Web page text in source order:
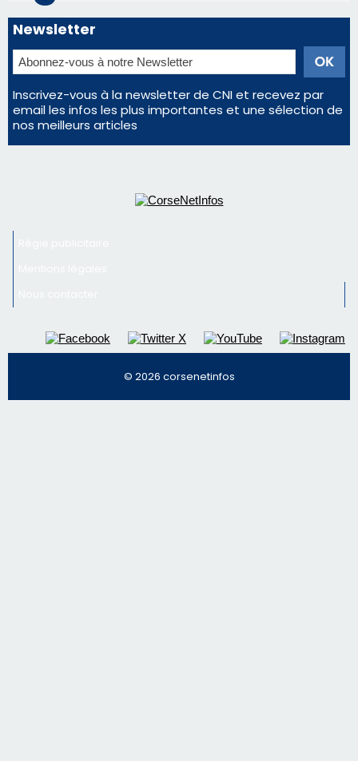
Newsletter
Inscrivez-vous à la newsletter de CNI et recevez par
email les infos les plus importantes et une sélection de
nos meilleurs articles
© 2026 corsenetinfos